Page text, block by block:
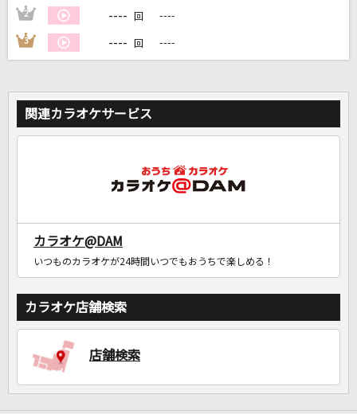
家族や友達と一緒に！練習にも！
2 ---- 回 ----
3 ---- 回 ----
関連カラオケサービス
カラオケ@DAM
いつものカラオケが24時間いつでもおうちで楽しめる！
カラオケ店舗検索
店舗検索